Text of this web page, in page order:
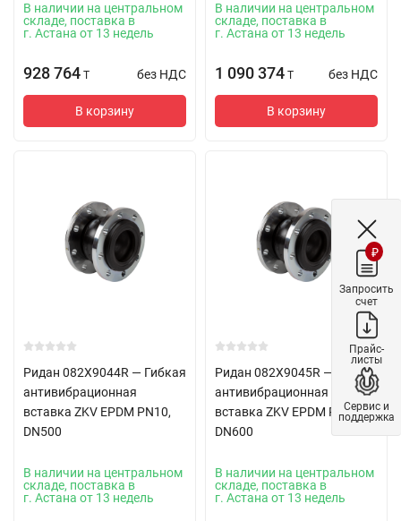
В наличии на центральном
складе, поставка в
г. Астана от 13 недель
928 764 T без НДС
В корзину
В наличии на центральном
складе, поставка в
г. Астана от 13 недель
1 090 374 T без НДС
В корзину
Ридан 082X9044R — Гибкая
антивибрационная
вставка ZKV EPDM PN10,
DN500
В наличии на центральном
складе, поставка в
г. Астана от 13 недель
Ридан 082X9045R — Гибкая
антивибрационная
вставка ZKV EPDM PN10,
DN600
В наличии на центральном
складе, поставка в
г. Астана от 13 недель
₽
Запросить
счет
Прайс-
листы
Сервис и
поддержка